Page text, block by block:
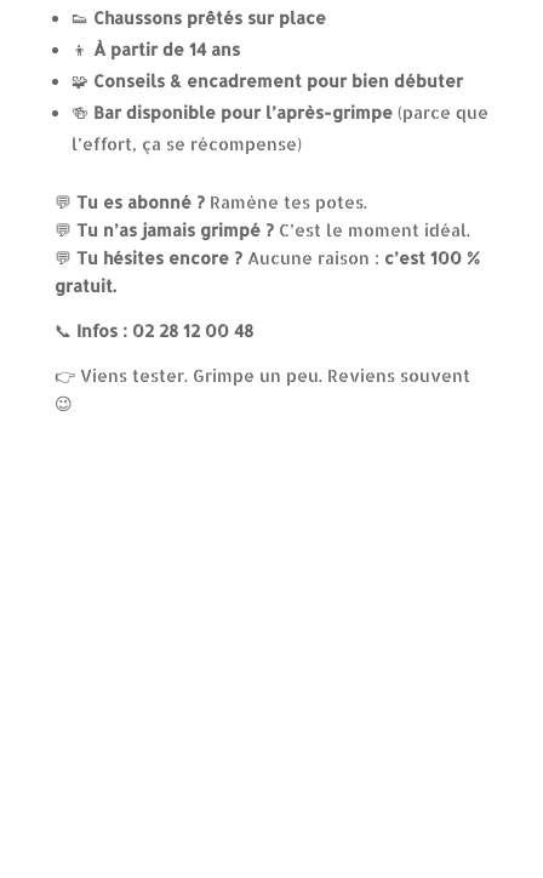
👟 Chaussons prêtés sur place
👦 À partir de 14 ans
🧩 Conseils & encadrement pour bien débuter
🍻 Bar disponible pour l’après-grimpe(parce que
l’effort, ça se récompense)
💬 Tu es abonné ?Ramène tes potes.
💬 Tu n’as jamais grimpé ?C’est le moment idéal.
💬 Tu hésites encore ?Aucune raison : c’est 100 %
gratuit.
📞 Infos : 02 28 12 00 48
👉 Viens tester. Grimpe un peu. Reviens souvent
😉